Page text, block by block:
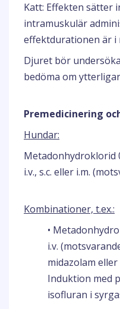
Katt: Effekten sätter
intramuskulär
effektdurationen är i
Djuret bör
bedöma om
Premedicinering
Hundar:
Metadonhydroklorid
i.v., s.c. eller i.m.
Kombinationer, t.ex.:
•
i.v.
midazolam eller
Induktion med
isofluran i